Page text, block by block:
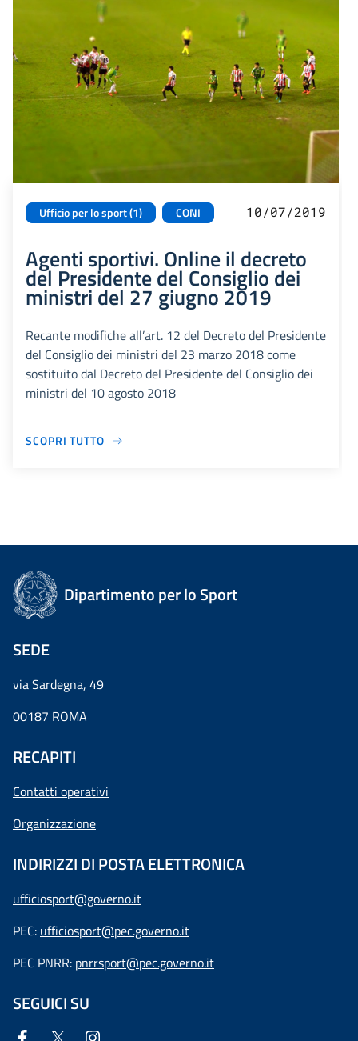
Ufficio per lo sport (1) CONI 10/07/2019
Agenti sportivi. Online il decreto
del Presidente del Consiglio dei
ministri del 27 giugno 2019
Recante modifiche all’art. 12 del Decreto del Presidente
del Consiglio dei ministri del 23 marzo 2018 come
sostituito dal Decreto del Presidente del Consiglio dei
ministri del 10 agosto 2018
SCOPRI TUTTO
Dipartimento per lo Sport
SEDE
via Sardegna, 49
00187 ROMA
RECAPITI
Contatti operativi
Organizzazione
INDIRIZZI DI POSTA ELETTRONICA
ufficiosport@governo.it
PEC: ufficiosport@pec.governo.it
PEC PNRR: pnrrsport@pec.governo.it
SEGUICI SU